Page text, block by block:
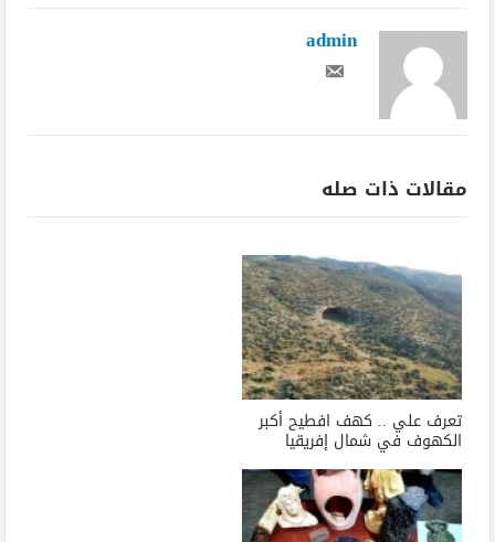
admin
مقالات ذات صله
تعرف علي .. كهف افطيح أكبر
الكهوف في شمال إفريقيا